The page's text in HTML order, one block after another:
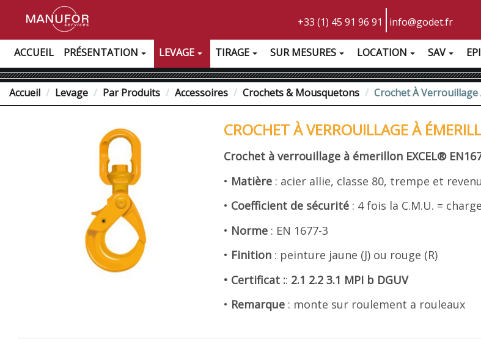
+33 (1) 45 91 96 91 info@godet.fr
ACCUEIL PRÉSENTATION LEVAGE TIRAGE SUR MESURES LOCATION SAV EPI
Accueil Levage Par Produits Accessoires Crochets & Mousquetons Crochet À Verrouillage
CROCHET À VERROUILLAGE À
Crochet à verrouillage à émerillon EXCEL®
• Matière : acier allie, classe 80, trempe et revenu
• Coefficient de sécurité : 4 fois la C.M.U. =
• Norme : EN 1677-3
• Finition : peinture jaune (J) ou rouge (R)
• Certificat :: 2.1 2.2 3.1 MPI b DGUV
• Remarque : monte sur roulement a rouleaux